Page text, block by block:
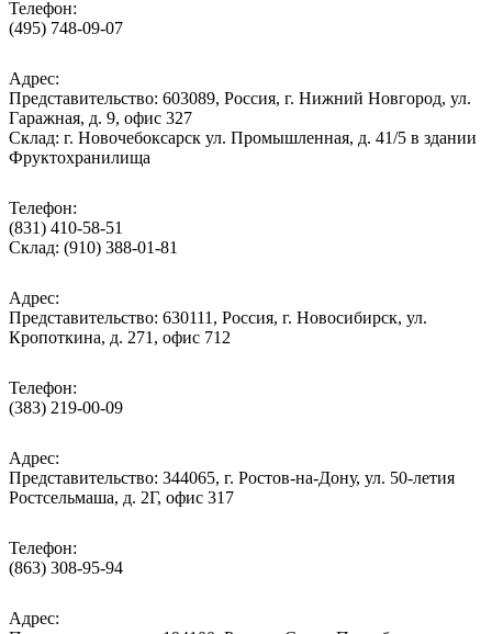
Телефон:
(495) 748-09-07
Адрес:
Представительство: 603089, Россия, г. Нижний Новгород, ул.
Гаражная, д. 9, офис 327
Склад: г. Новочебоксарск ул. Промышленная, д. 41/5 в здании
Фруктохранилища
Телефон:
(831) 410-58-51
Склад: (910) 388-01-81
Адрес:
Представительство: 630111, Россия, г. Новосибирск, ул.
Кропоткина, д. 271, офис 712
Телефон:
(383) 219-00-09
Адрес:
Представительство: 344065, г. Ростов-на-Дону, ул. 50-летия
Ростсельмаша, д. 2Г, офис 317
Телефон:
(863) 308-95-94
Адрес: